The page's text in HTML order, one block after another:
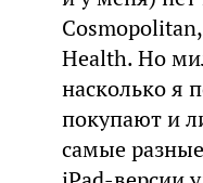
Health. Но
насколько я
покупают и
самые